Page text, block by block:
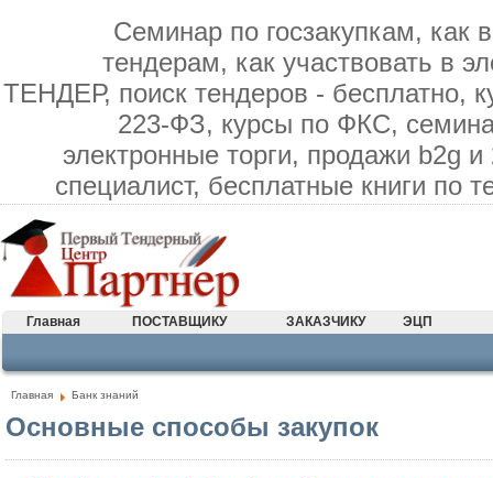
Семинар по госзакупкам, как
тендерам, как участвовать в
ТЕНДЕР, поиск тендеров - бесплатно,
223-ФЗ, курсы по ФКС,
электронные торги, продажи b2g
специалист, бесплатные книги
Главная ПОСТАВЩИКУ ЗАКАЗЧИКУ ЭЦП
Главная Банк знаний
Основные способы закупок